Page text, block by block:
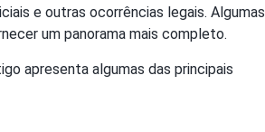
e outras ocorrências legais. Algumas
um panorama mais completo.
apresenta algumas das principais